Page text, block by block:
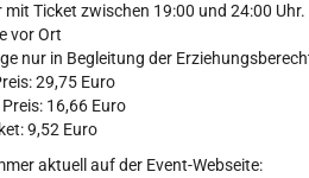
mit Ticket zwischen 19:00 und 24:00 Uhr.
vor Ort
nur in Begleitung der
29,75 Euro
16,66 Euro
9,52 Euro
aktuell auf der Event-Webseite: